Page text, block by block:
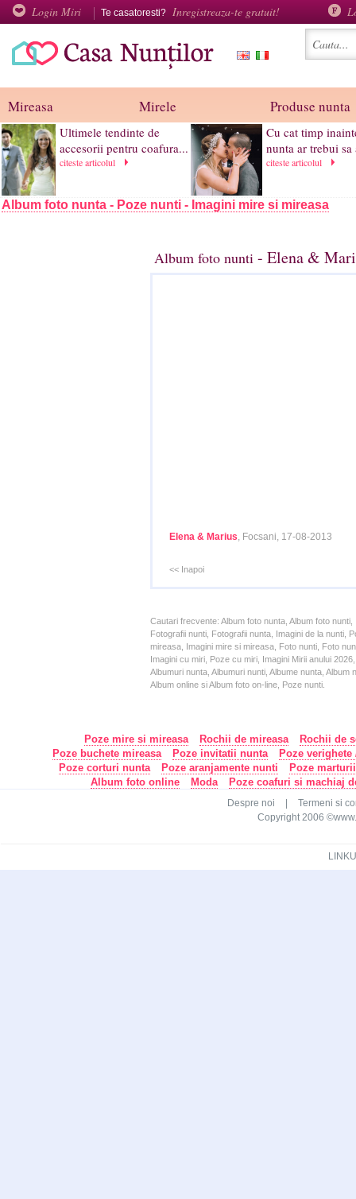
Login Miri Te casatoresti? Inregistreaza-te gratuit!
Mireasa Mirele Produse nunta
Ultimele tendinte de
accesorii pentru coafura...
citeste articolul
Cu cat timp
nunta ar trebui sa
citeste articolul
Album foto nunta - Poze nunti - Imagini mire si mireasa
Album foto nunti - Elena &
Elena & Marius, Focsani, 17-08-2013
<< Inapoi
Cautari frecvente: Album foto nunta, Album foto
Fotografii nunti, Fotografii nunta, Imagini de la nunti,
mireasa, Imagini mire si mireasa, Foto nunti, Foto
Imagini cu miri, Poze cu miri, Imagini Mirii anului
Albumuri nunta, Albumuri nunti, Albume nunta,
Album online si Album foto on-line, Poze nunti.
Poze mire si mireasa Rochii de mireasa
Rochii de
Poze buchete mireasa
Poze invitatii nunta
Poze
Poze corturi nunta
Poze aranjamente nunti
Poze
Album foto online
Moda Poze coafuri si machiaj
Despre noi
Termeni si
Copyright 2006